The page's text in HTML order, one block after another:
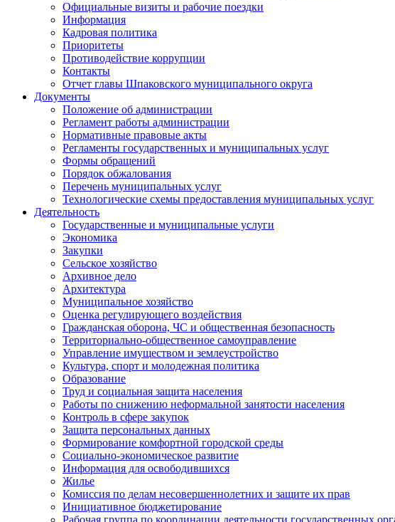
Официальные визиты и рабочие поездки
Информация
Кадровая политика
Приоритеты
Противодействие коррупции
Контакты
Отчет главы Шпаковского муниципального округа
Документы
Положение об администрации
Регламент работы администрации
Нормативные правовые акты
Регламенты государственных и муниципальных услуг
Формы обращений
Порядок обжалования
Перечень муниципальных услуг
Технологические схемы предоставления муниципальных услуг
Деятельность
Государственные и муниципальные услуги
Экономика
Закупки
Сельское хозяйство
Архивное дело
Архитектура
Муниципальное хозяйство
Оценка регулирующего воздействия
Гражданская оборона, ЧС и общественная безопасность
Территориально-общественное самоуправление
Управление имуществом и землеустройство
Культура, спорт и молодежная политика
Образование
Труд и социальная защита населения
Работы по снижению неформальной занятости населения
Контроль в сфере закупок
Защита персональных данных
Формирование комфортной городской среды
Социально-экономическое развитие
Информация для освободившихся
Жилье
Комиссия по делам несовершеннолетних и защите их прав
Инициативное бюджетирование